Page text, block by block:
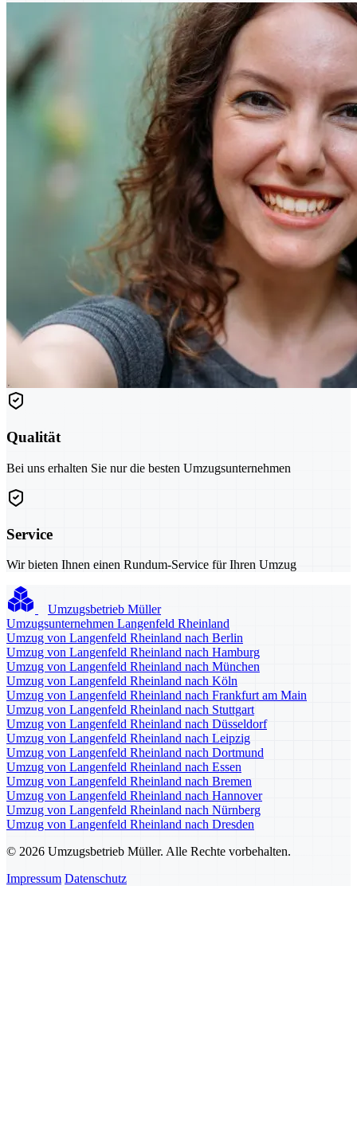
Qualität
Bei uns erhalten Sie nur die besten Umzugsunternehmen
Service
Wir bieten Ihnen einen Rundum-Service für Ihren Umzug
Umzugsbetrieb Müller
Umzugsunternehmen Langenfeld Rheinland
Umzug von Langenfeld Rheinland nach Berlin
Umzug von Langenfeld Rheinland nach Hamburg
Umzug von Langenfeld Rheinland nach München
Umzug von Langenfeld Rheinland nach Köln
Umzug von Langenfeld Rheinland nach Frankfurt am Main
Umzug von Langenfeld Rheinland nach Stuttgart
Umzug von Langenfeld Rheinland nach Düsseldorf
Umzug von Langenfeld Rheinland nach Leipzig
Umzug von Langenfeld Rheinland nach Dortmund
Umzug von Langenfeld Rheinland nach Essen
Umzug von Langenfeld Rheinland nach Bremen
Umzug von Langenfeld Rheinland nach Hannover
Umzug von Langenfeld Rheinland nach Nürnberg
Umzug von Langenfeld Rheinland nach Dresden
© 2026 Umzugsbetrieb Müller. Alle Rechte vorbehalten.
Impressum Datenschutz